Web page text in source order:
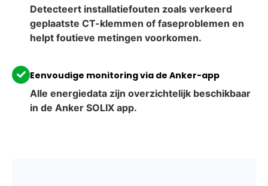
Detecteert installatiefouten zoals verkeerd
geplaatste CT-klemmen of faseproblemen en
helpt foutieve metingen voorkomen.
Eenvoudige monitoring via de Anker-app
Alle energiedata zijn overzichtelijk beschikbaar
in de Anker SOLIX app.